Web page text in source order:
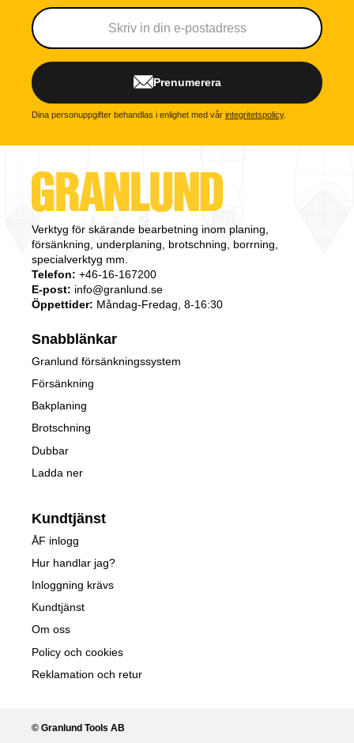
Prenumerera
Dina personuppgifter behandlas i enlighet med vår integritetspolicy.
Verktyg för skärande bearbetning inom planing,
försänkning, underplaning, brotschning, borrning,
specialverktyg mm.
Telefon: +46-16-167200
E-post: info@granlund.se
Öppettider: Måndag-Fredag, 8-16:30
Snabblänkar
Granlund försänkningssystem
Försänkning
Bakplaning
Brotschning
Dubbar
Ladda ner
Kundtjänst
ÅF inlogg
Hur handlar jag?
Inloggning krävs
Kundtjänst
Om oss
Policy och cookies
Reklamation och retur
© Granlund Tools AB